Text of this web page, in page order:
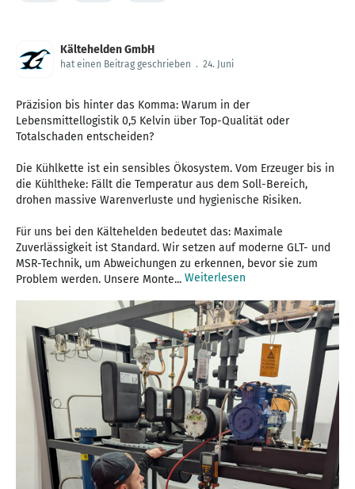
Kältehelden GmbH
hat einen Beitrag geschrieben . 24. Juni
Präzision bis hinter das Komma: Warum in der
Lebensmittellogistik 0,5 Kelvin über Top-Qualität oder
Totalschaden entscheiden?
Die Kühlkette ist ein sensibles Ökosystem. Vom Erzeuger bis in
die Kühltheke: Fällt die Temperatur aus dem Soll-Bereich,
drohen massive Warenverluste und hygienische Risiken.
Für uns bei den Kältehelden bedeutet das: Maximale
Zuverlässigkeit ist Standard. Wir setzen auf moderne GLT- und
MSR-Technik, um Abweichungen zu erkennen, bevor sie zum
Problem werden. Unsere Monte... Weiterlesen